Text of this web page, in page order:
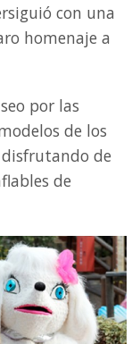
con una
homenaje a
por las
de los
de
de